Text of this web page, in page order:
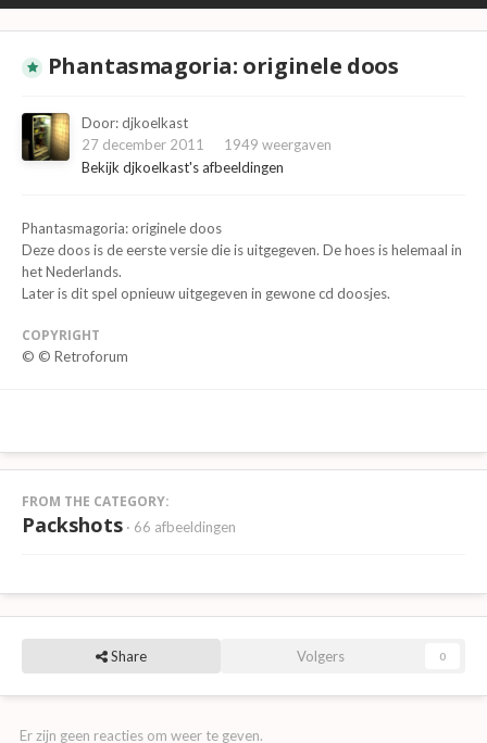
Phantasmagoria: originele doos
Door:djkoelkast
27 december 2011
1949 weergaven
Bekijk djkoelkast's afbeeldingen
Phantasmagoria: originele doos
Deze doos is de eerste versie die is uitgegeven. De hoes is helemaal in
het Nederlands.
Later is dit spel opnieuw uitgegeven in gewone cd doosjes.
COPYRIGHT
© © Retroforum
FROM THE CATEGORY:
Packshots · 66 afbeeldingen
Share Volgers 0
Er zijn geen reacties om weer te geven.